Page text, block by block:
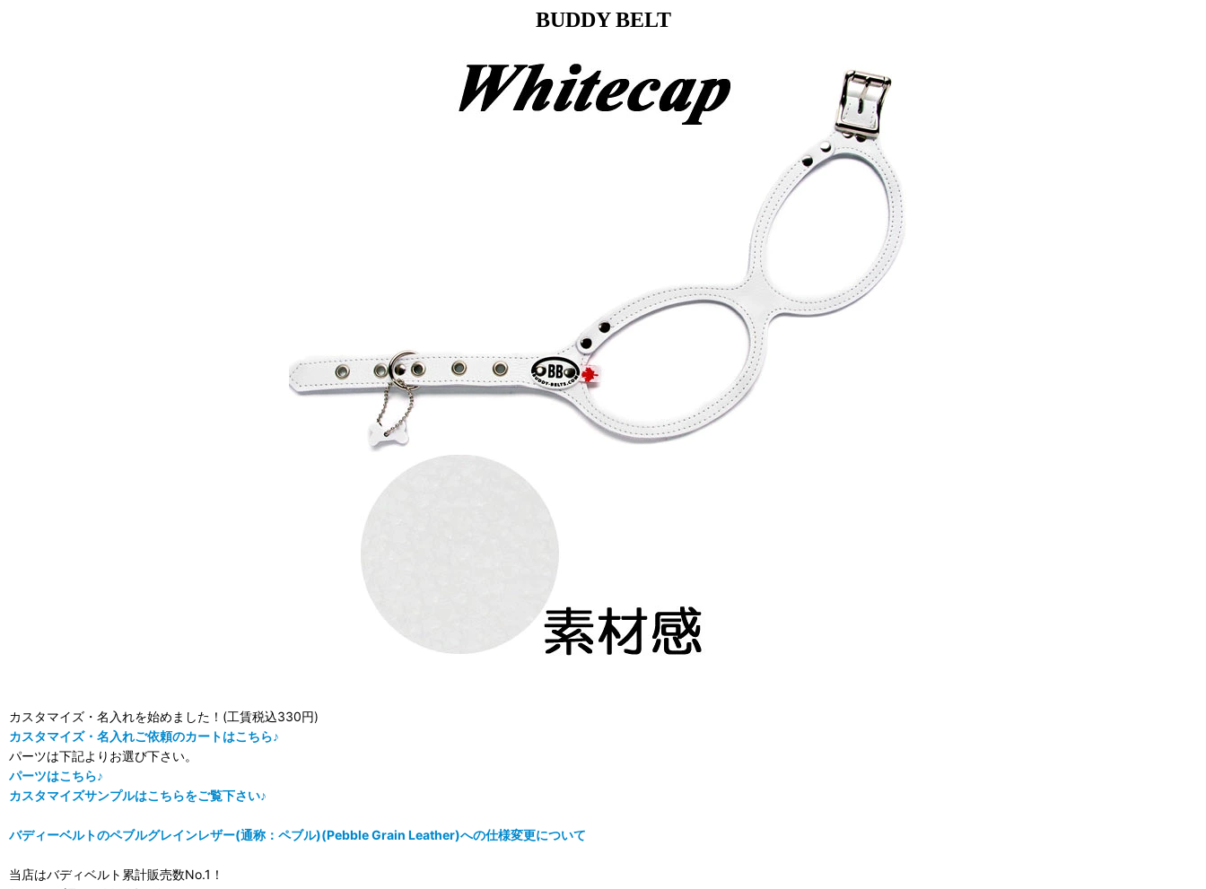
BUDDY BELT
カスタマイズ・名入れを始めました！(工賃税込330円)
カスタマイズ・名入れご依頼のカートはこちら♪
パーツは下記よりお選び下さい。
パーツはこちら♪
カスタマイズサンプルはこちらをご覧下さい♪
バディーベルトのペブルグレインレザー(通称：ペブル)(Pebble Grain Leather)への仕様変更について
当店はバディベルト累計販売数No.1！